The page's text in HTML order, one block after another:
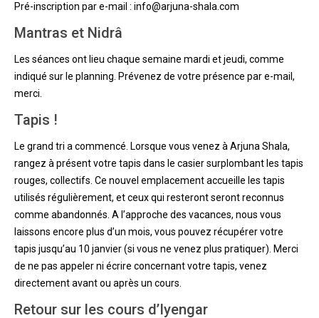
Pré-inscription par e-mail : info@arjuna-shala.com
Mantras et Nidrâ
Les séances ont lieu chaque semaine mardi et jeudi, comme
indiqué sur le planning. Prévenez de votre présence par e-mail,
merci.
Tapis !
Le grand tri a commencé. Lorsque vous venez à Arjuna Shala,
rangez à présent votre tapis dans le casier surplombant les tapis
rouges, collectifs. Ce nouvel emplacement accueille les tapis
utilisés régulièrement, et ceux qui resteront seront reconnus
comme abandonnés. A l’approche des vacances, nous vous
laissons encore plus d’un mois, vous pouvez récupérer votre
tapis jusqu’au 10 janvier (si vous ne venez plus pratiquer). Merci
de ne pas appeler ni écrire concernant votre tapis, venez
directement avant ou après un cours.
Retour sur les cours d’Iyengar